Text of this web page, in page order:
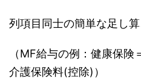
列項目同士の簡単な足し
（MF給与の例：健康保
介護保険料(控除)）